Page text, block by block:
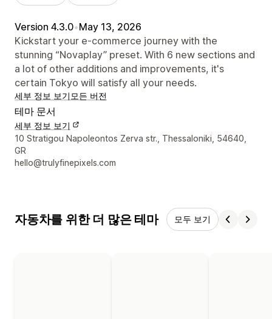
Version 4.3.0•May 13, 2026
Kickstart your e-commerce journey with the
stunning “Novaplay” preset. With 6 new sections and
a lot of other additions and improvements, it's
certain Tokyo will satisfy all your needs.
세부 정보 보기모든 버전
테마 문서
세부 정보 보기
디자이너 연락처 세부 정보
10 Stratigou Napoleontos Zerva str., Thessaloniki, 54640,
GR
hello@trulyfinepixels.com
자동차를 위한 더 많은 테마 모두 보기